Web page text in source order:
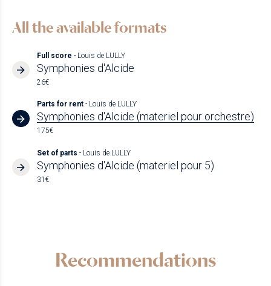
All the available formats
Full score - Louis de LULLY
Symphonies d'Alcide
26€
Parts for rent - Louis de LULLY
Symphonies d'Alcide (materiel pour orchestre)
175€
Set of parts - Louis de LULLY
Symphonies d'Alcide (materiel pour 5)
31€
Recommendations